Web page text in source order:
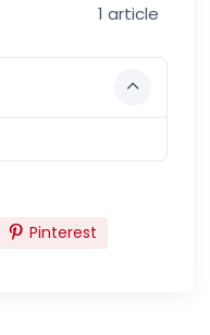
1 article
Pinterest